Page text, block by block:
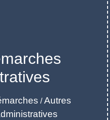
/Autres